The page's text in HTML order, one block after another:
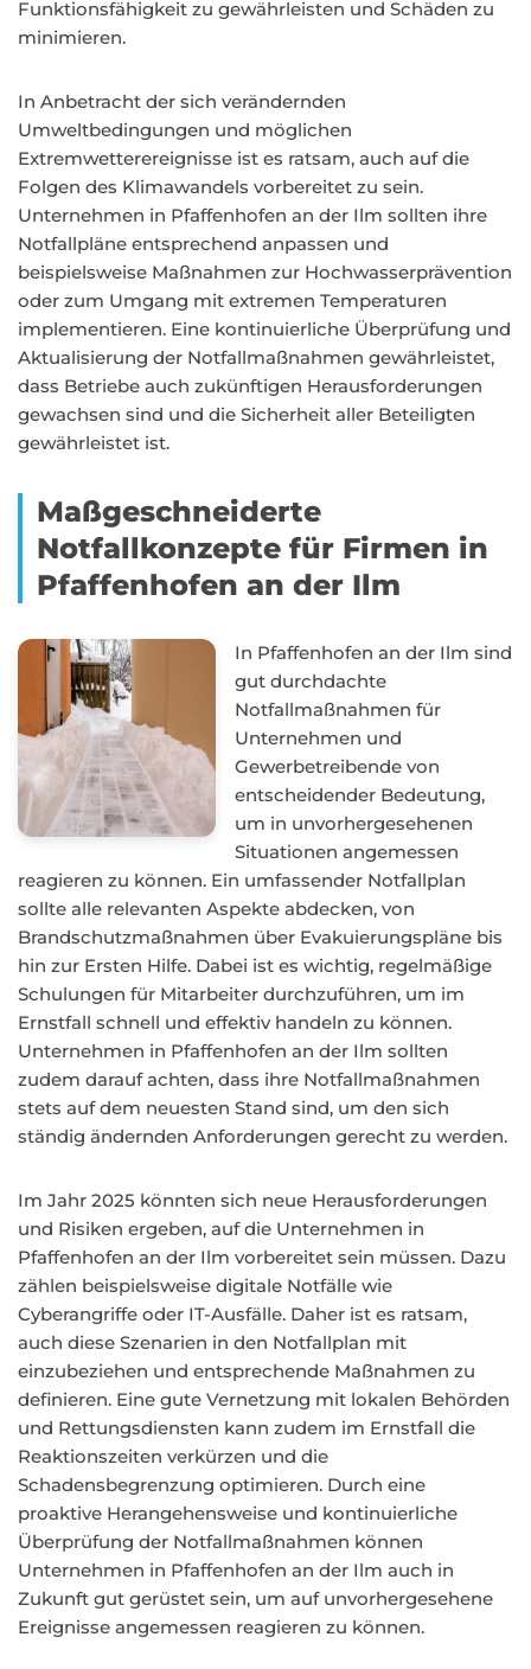
Funktionsfähigkeit zu gewährleisten und Schäden zu
minimieren.
In Anbetracht der sich verändernden
Umweltbedingungen und möglichen
Extremwetterereignisse ist es ratsam, auch auf die
Folgen des Klimawandels vorbereitet zu sein.
Unternehmen in Pfaffenhofen an der Ilm sollten ihre
Notfallpläne entsprechend anpassen und
beispielsweise Maßnahmen zur Hochwasserprävention
oder zum Umgang mit extremen Temperaturen
implementieren. Eine kontinuierliche Überprüfung und
Aktualisierung der Notfallmaßnahmen gewährleistet,
dass Betriebe auch zukünftigen Herausforderungen
gewachsen sind und die Sicherheit aller Beteiligten
gewährleistet ist.
Maßgeschneiderte
Notfallkonzepte für Firmen in
Pfaffenhofen an der Ilm
In Pfaffenhofen an der Ilm sind
gut durchdachte
Notfallmaßnahmen für
Unternehmen und
Gewerbetreibende von
entscheidender Bedeutung,
um in unvorhergesehenen
Situationen angemessen
reagieren zu können. Ein umfassender Notfallplan
sollte alle relevanten Aspekte abdecken, von
Brandschutzmaßnahmen über Evakuierungspläne bis
hin zur Ersten Hilfe. Dabei ist es wichtig, regelmäßige
Schulungen für Mitarbeiter durchzuführen, um im
Ernstfall schnell und effektiv handeln zu können.
Unternehmen in Pfaffenhofen an der Ilm sollten
zudem darauf achten, dass ihre Notfallmaßnahmen
stets auf dem neuesten Stand sind, um den sich
ständig ändernden Anforderungen gerecht zu werden.
Im Jahr 2025 könnten sich neue Herausforderungen
und Risiken ergeben, auf die Unternehmen in
Pfaffenhofen an der Ilm vorbereitet sein müssen. Dazu
zählen beispielsweise digitale Notfälle wie
Cyberangriffe oder IT-Ausfälle. Daher ist es ratsam,
auch diese Szenarien in den Notfallplan mit
einzubeziehen und entsprechende Maßnahmen zu
definieren. Eine gute Vernetzung mit lokalen Behörden
und Rettungsdiensten kann zudem im Ernstfall die
Reaktionszeiten verkürzen und die
Schadensbegrenzung optimieren. Durch eine
proaktive Herangehensweise und kontinuierliche
Überprüfung der Notfallmaßnahmen können
Unternehmen in Pfaffenhofen an der Ilm auch in
Zukunft gut gerüstet sein, um auf unvorhergesehene
Ereignisse angemessen reagieren zu können.